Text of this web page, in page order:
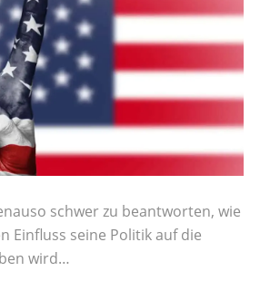
schwer zu beantworten, wie
Einfluss seine Politik auf die
wird…